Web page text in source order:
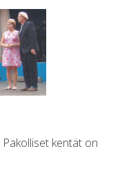
Pakolliset kentät on